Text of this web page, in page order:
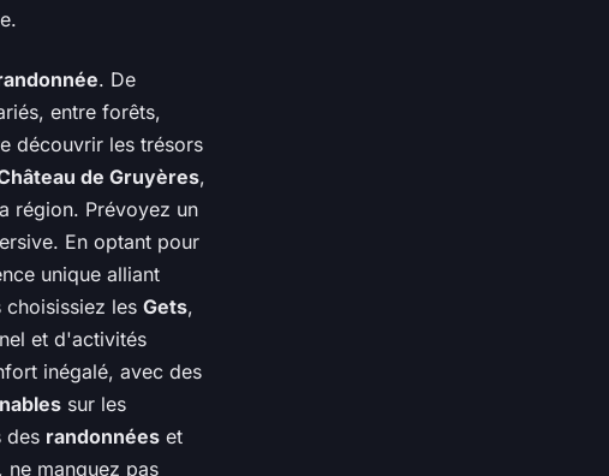
. De
entre forêts,
découvrir les trésors
de Gruyères,
région. Prévoyez un
En optant pour
unique alliant
choisissiez les Gets,
et d'activités
inégalé, avec des
sur les
des randonnées et
ne manquez pas